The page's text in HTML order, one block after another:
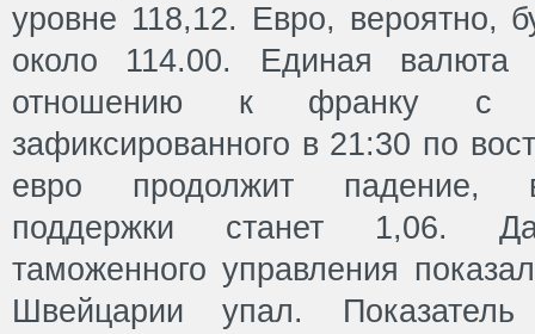
уровне 118,12. Евро, вероятно,
около 114.00. Единая
отношению к франку с
зафиксированного в 21:30 по
евро продолжит падение,
поддержки станет 1,06.
таможенного управления
Швейцарии упал.